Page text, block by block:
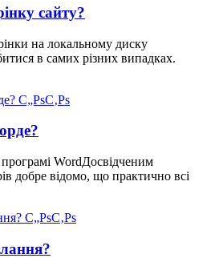
сайту?
на локальному диску
в самих різних випадках.
WordДосвідченим
добре відомо, що практично всі